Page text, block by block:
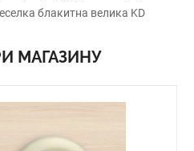
блакитна велика KD
МАГАЗИНУ